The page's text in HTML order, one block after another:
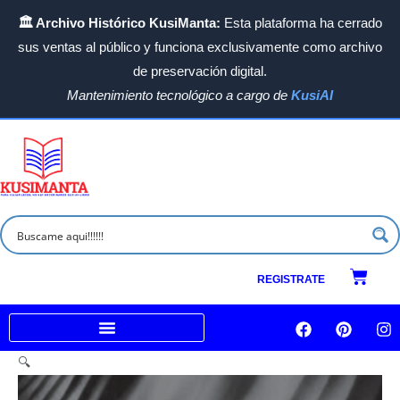
🏛️ Archivo Histórico KusiManta: Esta plataforma ha cerrado
sus ventas al público y funciona exclusivamente como archivo
de preservación digital.
Mantenimiento tecnológico a cargo de KusiAI
REGISTRATE
F
a
c
P
i
n
e
I
n
s
🔍